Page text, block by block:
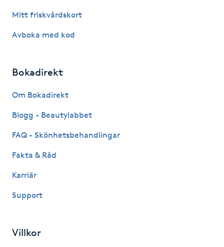
Headspa
Herrklippning
HIFU
Mitt friskvårdskort
Avboka med kod
Bokadirekt
Om Bokadirekt
Blogg - Beautylabbet
FAQ - Skönhetsbehandlingar
Fakta & Råd
Karriär
Support
Villkor